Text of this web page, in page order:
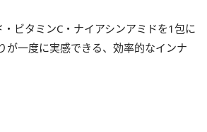
・ビタミンC・ナイアシンアミドを1包に
が一度に実感できる、効率的なインナ